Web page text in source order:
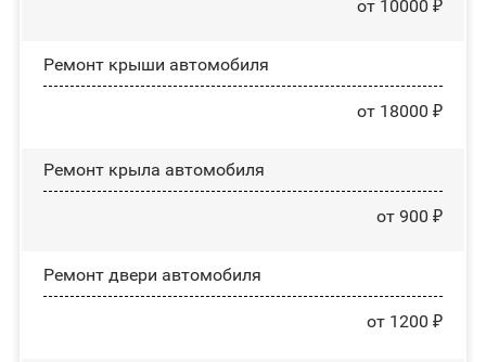
от 10000 ₽
Ремонт крыши автомобиля
от 18000 ₽
Ремонт крыла автомобиля
от 900 ₽
Ремонт двери автомобиля
от 1200 ₽